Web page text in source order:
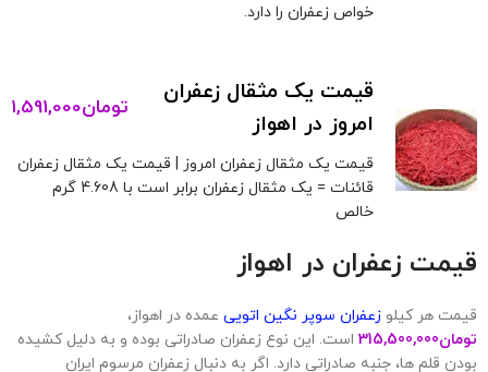
خواص زعفران را دارد.
قیمت یک مثقال زعفران
امروز در اهواز
تومان1,591,000
قیمت یک مثقال زعفران امروز | قیمت یک مثقال زعفران
قائنات = یک مثقال زعفران برابر است با 4.608 گرم
خالص
قیمت زعفران در اهواز
قیمت هر کیلو زعفران سوپر نگین اتویی عمده در اهواز،
تومان315,500,000 است. این نوع زعفران صادراتی بوده و به دلیل کشیده
بودن قلم ها، جنبه صادراتی دارد. اگر به دنبال زعفران مرسوم ایران